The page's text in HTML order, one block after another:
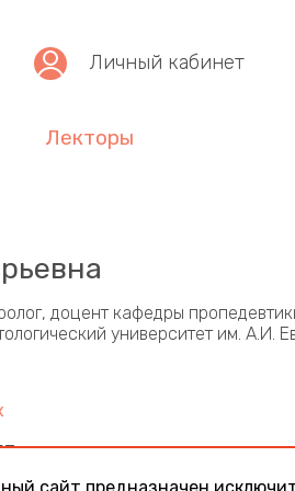
Личный кабинет
Лекторы
доцент кафедры
университет им. А.И.